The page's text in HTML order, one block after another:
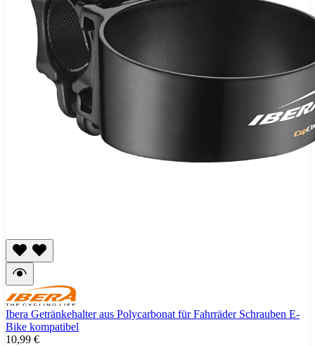
Ibera Getränkehalter aus Polycarbonat für Fahrräder Schrauben E-
Bike kompatibel
10,99 €